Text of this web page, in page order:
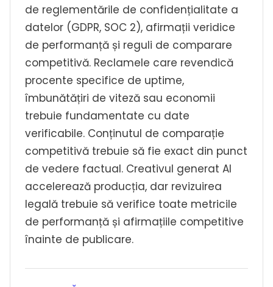
de reglementările de confidențialitate a
datelor (GDPR, SOC 2), afirmații veridice
de performanță și reguli de comparare
competitivă. Reclamele care revendică
procente specifice de uptime,
îmbunătățiri de viteză sau economii
trebuie fundamentate cu date
verificabile. Conținutul de comparație
competitivă trebuie să fie exact din punct
de vedere factual. Creativul generat AI
accelerează producția, dar revizuirea
legală trebuie să verifice toate metricile
de performanță și afirmațiile competitive
înainte de publicare.